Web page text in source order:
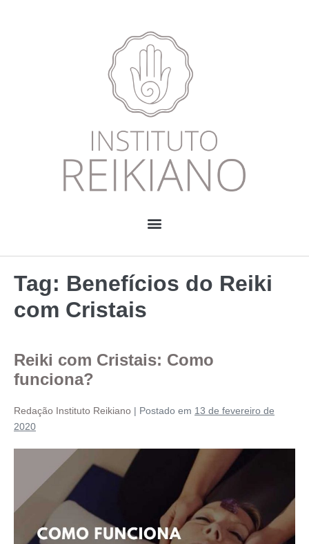
Tag: Benefícios do Reiki
com Cristais
Reiki com Cristais: Como
funciona?
Redação Instituto Reikiano | Postado em 13 de fevereiro de
2020